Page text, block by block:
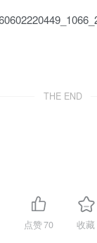
THE END
点赞70 收藏